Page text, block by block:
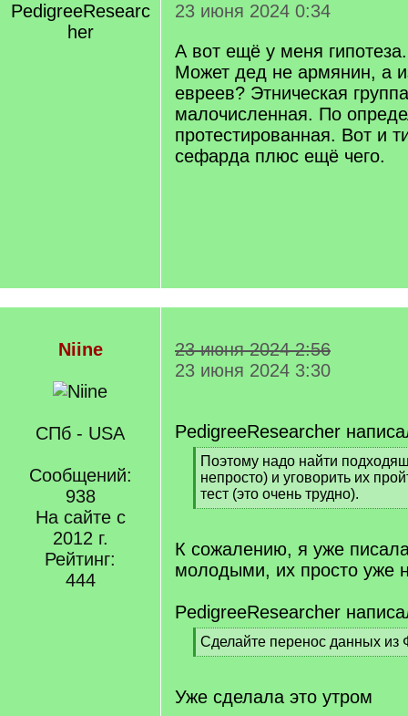
PedigreeResearc
her
23 июня 2024 0:34
А вот ещё у меня гипотеза.
Может дед не армянин, а
евреев? Этническая
малочисленная. По
протестированная. Вот и
сефарда плюс ещё чего.
Niine
СПб - USA
Сообщений:
938
На сайте с
2012 г.
Рейтинг:
444
23 июня 2024 2:56
23 июня 2024 3:30
PedigreeResearcher
[
q
]
Поэтому надо найти
непросто) и уговорить их
тест (это очень трудно).
[
q
]
К сожалению, я уже
молодыми, их просто уже
PedigreeResearcher
[
q
Сделайте перенос данных
[
q
]
Уже сделала это утром